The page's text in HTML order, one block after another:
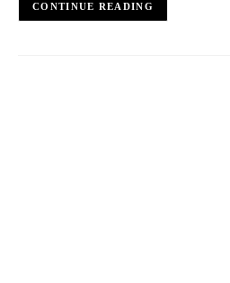
CONTINUE READING